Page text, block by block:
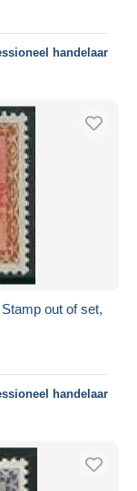
handelaar
out of set,
handelaar